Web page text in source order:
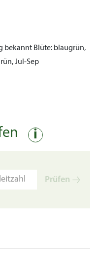
bekannt Blüte: blaugrün,
Jul-Sep
i
Prüfen